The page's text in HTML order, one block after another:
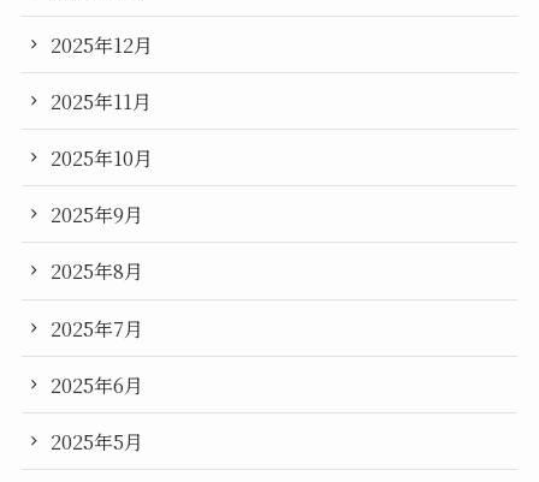
2025年12月
2025年11月
2025年10月
2025年9月
2025年8月
2025年7月
2025年6月
2025年5月